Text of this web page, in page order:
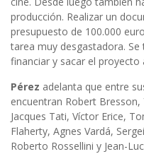
producción. Realizar un
presupuesto de 100.000
tarea muy desgastadora.
financiar y sacar el proyecto
Pérez adelanta que entre
encuentran Robert Bresson,
Jacques Tati, Víctor Erice,
Flaherty, Agnes Vardá,
Roberto Rossellini y Jean-